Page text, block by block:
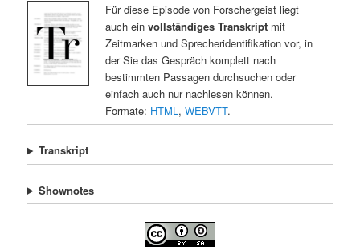
Für diese Episode von Forschergeist liegt
auch ein vollständiges Transkriptmit
Zeitmarken und Sprecheridentifikation vor, in
der Sie das Gespräch komplett nach
bestimmten Passagen durchsuchen oder
einfach auch nur nachlesen können.
Formate: HTML , WEBVTT.
Transkript
Shownotes